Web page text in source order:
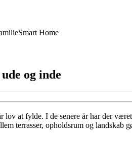
Smart Home
og inde
at fylde. I de senere år har der
terrasser, opholdsrum og